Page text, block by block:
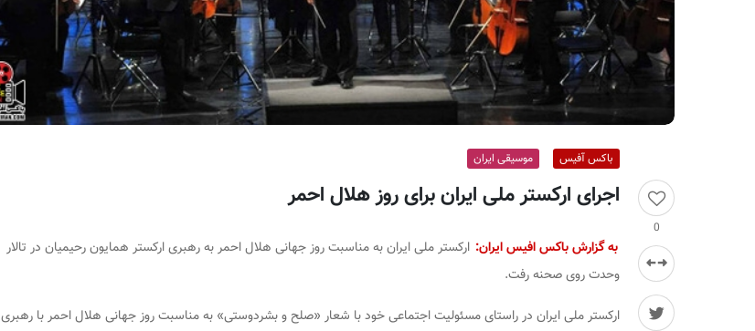
0
باکس آفیس موسیقی ایران
اجرای ارکستر ملی ایران برای روز هلال احمر
به گزارش باکس افیس ایران: ارکستر ملی ایران به مناسبت روز جهانی هلال احمر به رهبری ارکستر همایون رحیمیان در تالار
وحدت روی صحنه رفت.
ارکستر ملی ایران در راستای مسئولیت اجتماعی خود با شعار «صلح و بشردوستی» به مناسبت روز جهانی هلال احمر با رهبری